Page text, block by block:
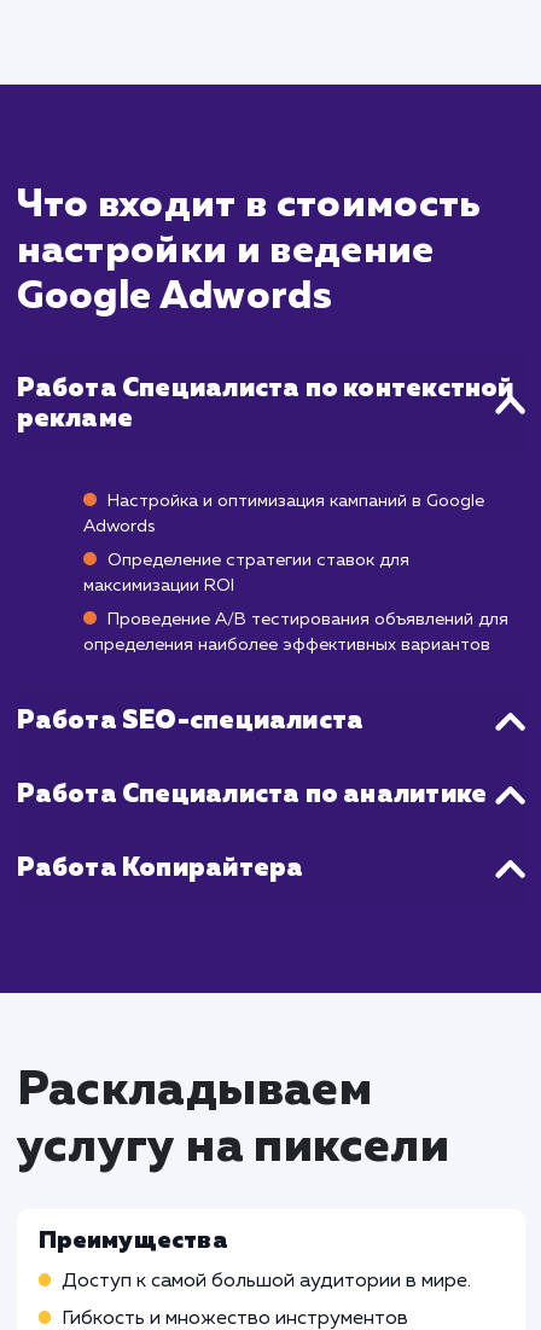
часов после запуска рекламной кампании.
объявления начнут отображаться в
выдаче Google, и вы сможете видеть
клики на сайт. Однако, для
требуется некоторое время.
Первый месяц работы обычно
стратегий ставок, выбора ключевых
демографических целей. После
начинается процесс оптимизации на
полученных данных. Полноценные,
результаты, когда рекламная
обычно начинаются после 1-3 месяцев
настройки и ведение
Google Adwords
Работа Специалиста по
рекламе